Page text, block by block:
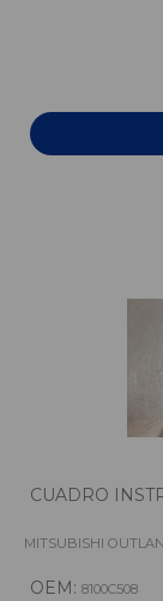
CUADRO
MITSUBISHI
OEM: 8100C508